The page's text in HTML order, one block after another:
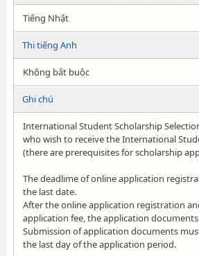
Tiếng Nhật
Thi tiếng Anh
Không bắt buộc
Ghi chú
International Student Scholarship
who wish to receive the International
(there are prerequisites for scholarship
The deadlime of online application
the last date.
After the online application registration
application fee, the application
Submission of application documents
the last day of the application period.